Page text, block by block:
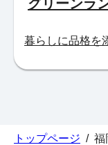
グリーンラ
暮らしに品格を
トップページ / 福